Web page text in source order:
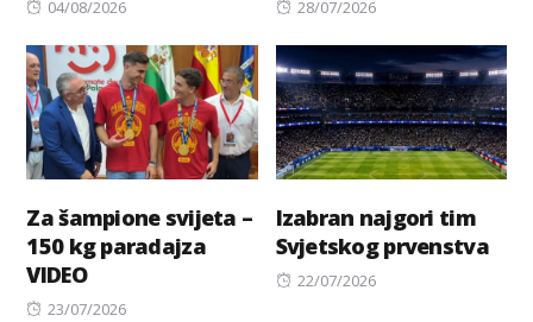
Posted
04/08/2026
Posted
28/07/2026
Za šampione svijeta –
150 kg paradajza
VIDEO
Posted
23/07/2026
Izabran najgori tim
Svjetskog prvenstva
Posted
22/07/2026